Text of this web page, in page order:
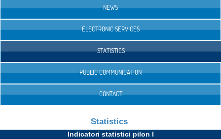
NEWS
ELECTRONIC SERVICES
STATISTICS
PUBLIC COMMUNICATION
CONTACT
Statistics
Indicatori statistici pilon I